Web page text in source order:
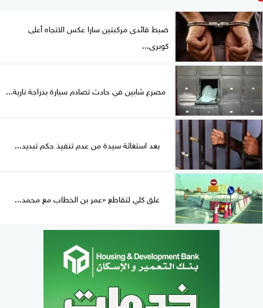
ضبط قائدى مركبتين سارا عكس الاتجاه أعلى
كوبرى...
مصرع شابين في حادث تصادم سيارة بدراجة نارية...
بعد استغاثة سيدة من عدم تنفيذ حكم تبديد...
غلق كلي لتقاطع «عمر بن الخطاب مع محمد...